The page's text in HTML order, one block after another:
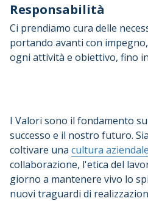
Responsabilità
Ci prendiamo cura delle
portando avanti con
ogni attività e obiettivo, fino
I Valori sono il fondamento
successo e il nostro futuro.
coltivare una cultura aziendale
collaborazione, l'etica del
giorno a mantenere vivo lo
nuovi traguardi di